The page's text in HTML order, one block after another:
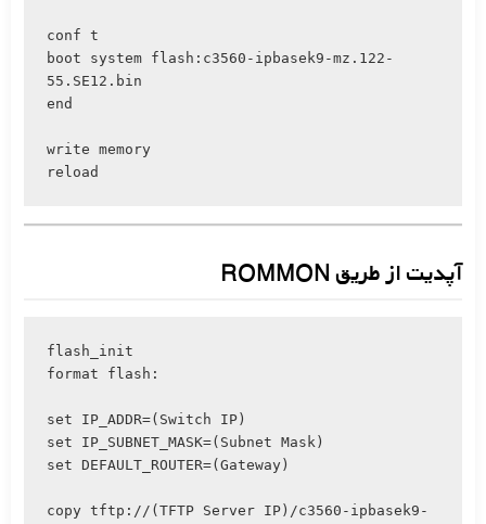
conf t
boot system flash:c3560-ipbasek9-mz.122-
55.SE12.bin
end
write memory
آپدیت از طریق ROMMON
flash_init
format flash:
set IP_ADDR=(Switch IP)
set IP_SUBNET_MASK=(Subnet Mask)
set DEFAULT_ROUTER=(Gateway)
copy tftp://(TFTP Server IP)/c3560-ipbasek9-